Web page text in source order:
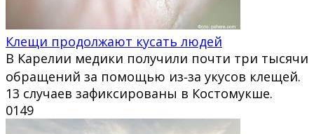
Клещи продолжают кусать людей
В Карелии медики получили почти три тысячи
обращений за помощью из‑за укусов клещей.
13 случаев зафиксированы в Костомукше.
0149